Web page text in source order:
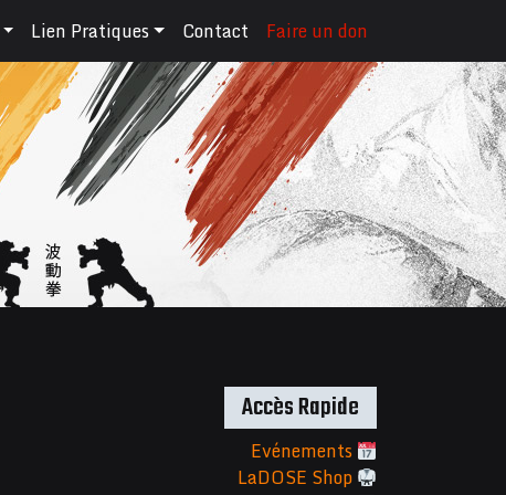
Lien Pratiques Contact Faire un don
Accès Rapide
Evénements
LaDOSE Shop